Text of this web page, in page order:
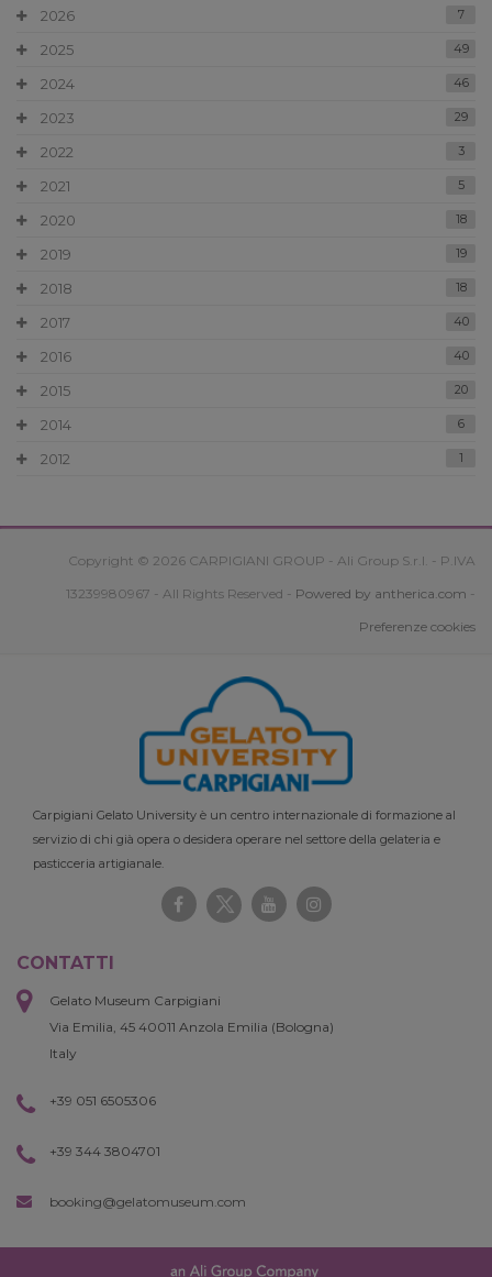
2026
7
2025 49
2024 46
2023 29
2022 3
2021 5
2020 18
2019 19
2018 18
2017 40
2016 40
2015 20
2014 6
2012 1
Copyright © 2026 CARPIGIANI GROUP - Ali Group S.r.l. - P.IVA
13239980967 - All Rights Reserved - Powered by antherica.com -
Preferenze cookies
Carpigiani Gelato University è un centro internazionale di formazione al
servizio di chi già opera o desidera operare nel settore della gelateria e
pasticceria artigianale.
CONTATTI
Gelato Museum Carpigiani
Via Emilia, 45 40011 Anzola Emilia (Bologna)
Italy
+39 051 6505306
+39 344 3804701
booking@gelatomuseum.com